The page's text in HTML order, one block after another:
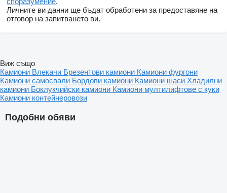
Личните ви данни ще бъдат обработени за предоставяне на
отговор на запитването ви.
Подобни обяви
Виж също
Камиони Влекачи Брезентови камиони Камиони фургони
Камиони самосвали Бордови камиони Камиони шаси Хладилни
камиони Боклукчийски камиони Камиони мултилифтове с куки
Камиони контейнеровози